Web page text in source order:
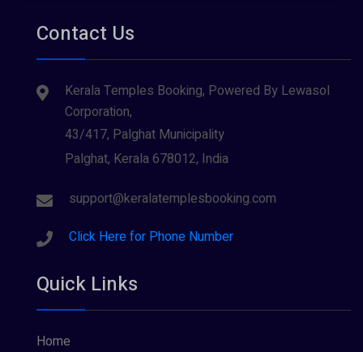
Contact Us
Kerala Temples Booking, Powered By Lewasol
Corporation,
43/417, Palghat Municipality
Palghat, Kerala 678012, India
support@keralatemplesbooking.com
Click Here for Phone Number
Quick Links
Home